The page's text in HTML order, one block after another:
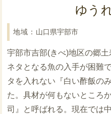
ゆう
山口県宇部市
宇部市吉部(きべ)地区の郷
ネタとなる魚の入手が困難
タを入れない『白い酢飯の
た。具材が何もないところ
司』と呼ばれる。現在では